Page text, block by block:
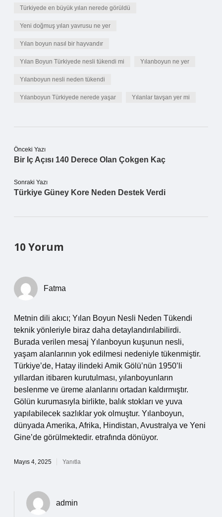
Türkiyede en büyük yılan nerede görüldü
Yeni doğmuş yılan yavrusu ne yer
Yılan boyun nasıl bir hayvandır
Yılan Boyun Türkiyede nesli tükendi mi Yılanboyun ne yer
Yılanboyun nesli neden tükendi
Yılanboyun Türkiyede nerede yaşar Yılanlar tavşan yer mi
Önceki Yazı
Bir Iç Açısı 140 Derece Olan Çokgen Kaç
Sonraki Yazı
Türkiye Güney Kore Neden Destek Verdi
10 Yorum
Fatma
Metnin dili akıcı; Yılan Boyun Nesli Neden Tükendi
teknik yönleriyle biraz daha detaylandırılabilirdi.
Burada verilen mesaj Yılanboyun kuşunun nesli,
yaşam alanlarının yok edilmesi nedeniyle tükenmiştir.
Türkiye’de, Hatay ilindeki Amik Gölü’nün 1950’li
yıllardan itibaren kurutulması, yılanboyunların
beslenme ve üreme alanlarını ortadan kaldırmıştır.
Gölün kurumasıyla birlikte, balık stokları ve yuva
yapılabilecek sazlıklar yok olmuştur. Yılanboyun,
dünyada Amerika, Afrika, Hindistan, Avustralya ve Yeni
Gine’de görülmektedir. etrafında dönüyor.
Mayıs 4, 2025 Yanıtla
admin